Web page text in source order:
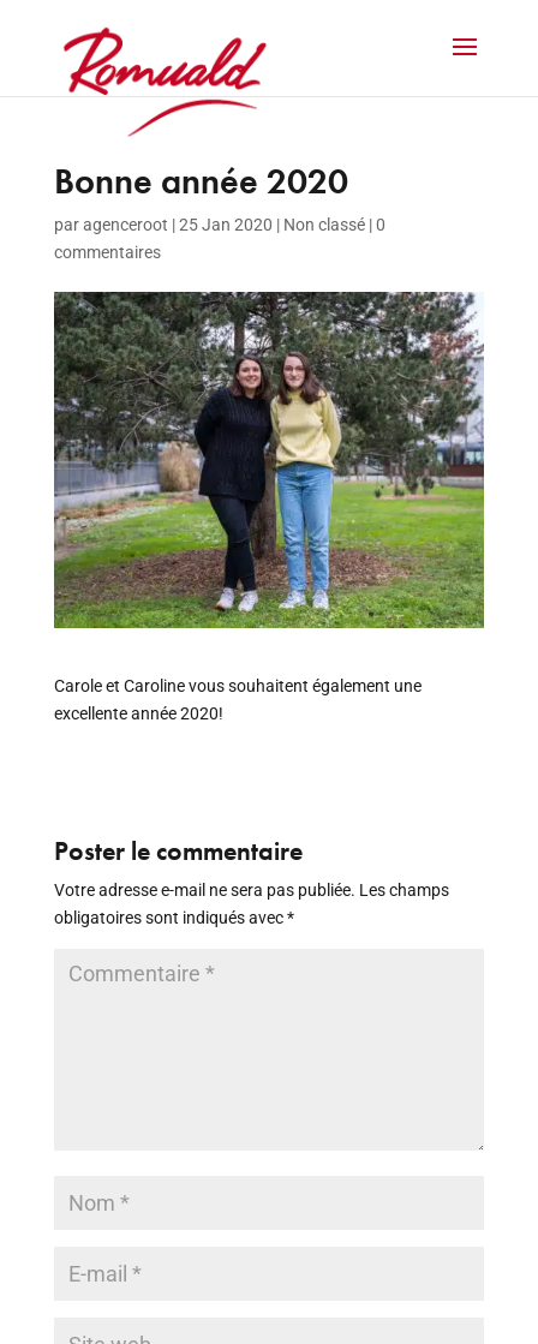
Bonne année 2020
paragenceroot |25 Jan 2020 | Non classé|0
commentaires
Carole et Caroline vous souhaitent également une
excellente année 2020!
Poster le commentaire
Votre adresse e-mail ne sera pas publiée. Les champs
obligatoires sont indiqués avec*